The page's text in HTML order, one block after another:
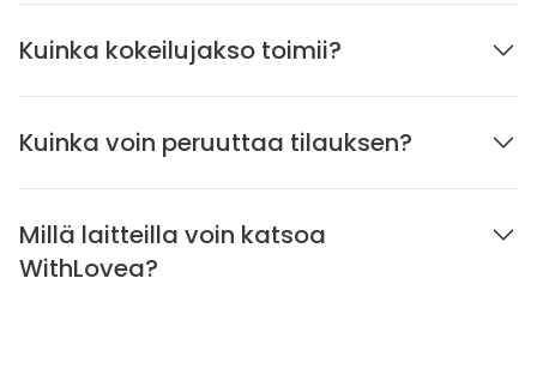
Kuinka kokeilujakso toimii?
Kuinka voin peruuttaa tilauksen?
Millä laitteilla voin katsoa
WithLovea?